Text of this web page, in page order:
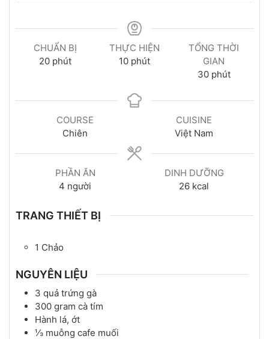
CHUẨN BỊ
20 phút
THỰC HIỆN
10 phút
TỔNG THỜI
GIAN
30 phút
COURSE
Chiên
CUISINE
Việt Nam
PHẦN ĂN
4 người
DINH DƯỠNG
26 kcal
TRANG THIẾT BỊ
1 Chảo
NGUYÊN LIỆU
3 quả trứng gà
300 gram cà tím
Hành lá, ớt
⅓ muỗng cafe muối